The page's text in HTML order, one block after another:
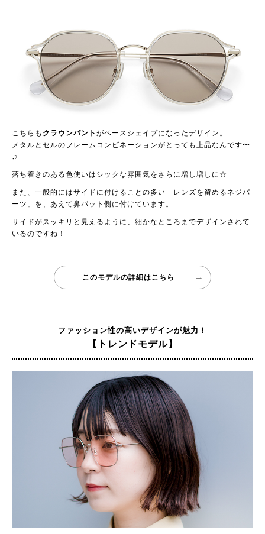
こちらも クラウンパント がベースシェイプになったデザイン。
メタルとセルのフレームコンビネーションがとっても上品なんです〜
♫
落ち着きのある色使いはシックな雰囲気をさらに増し増しに☆
また、一般的にはサイドに付けることの多い「レンズを留めるネジパ
ーツ」を、あえて鼻パット側に付けています。
サイドがスッキリと見えるように、細かなところまでデザインされて
いるのですね！
このモデルの詳細はこちら
ファッション性の高いデザインが魅力！
【トレンドモデル】